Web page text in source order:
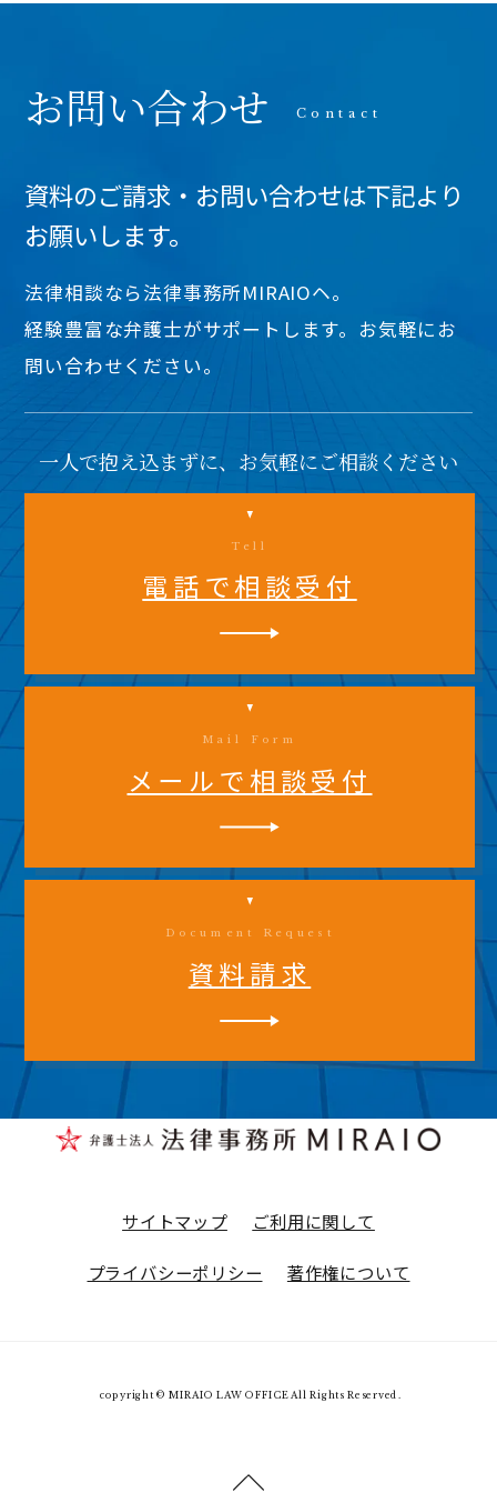
お問い合わせ
資料のご請求・お問い合わせは下記より
お願いします。
法律相談なら法律事務所MIRAIOヘ。
経験豊富な弁護士がサポートします。お気軽にお
問い合わせください。
一人で抱え込まずに、お気軽にご相談ください
Tell
電話で相談受付
Mail Form
メールで相談受付
Document Request
資料請求
サイトマップ ご利用に関して
プライバシーポリシー 著作権について
copyright © MIRAIO LAW OFFICE All Rights Reserved.